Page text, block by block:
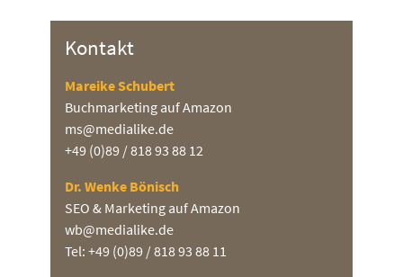
Kontakt
Mareike Schubert
Buchmarketing auf Amazon
ms@medialike.de
+49 (0)89 / 818 93 88 12
Dr. Wenke Bönisch
SEO & Marketing auf Amazon
wb@medialike.de
Tel: +49 (0)89 / 818 93 88 11